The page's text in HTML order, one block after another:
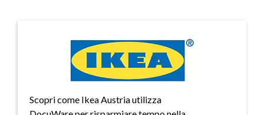
Scopri come Ikea Austria utilizza